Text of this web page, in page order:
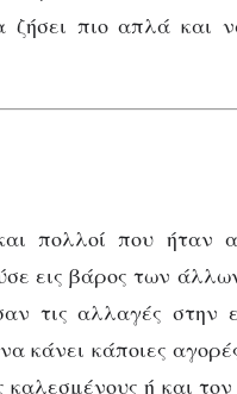
ζήσει πιο απλά και
πολλοί που ήταν
εις βάρος των
τις αλλαγές στην
κάνει κάποιες
ή και